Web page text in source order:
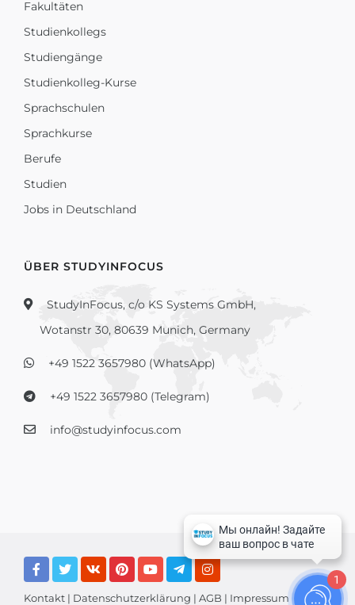
Fakultäten
Studienkollegs
Studiengänge
Studienkolleg-Kurse
Sprachschulen
Sprachkurse
Berufe
Studien
Jobs in Deutschland
ÜBER STUDYINFOCUS
StudyInFocus, c/o KS Systems GmbH,
Wotanstr 30, 80639 Munich, Germany
+49 1522 3657980 (WhatsApp)
+49 1522 3657980 (Telegram)
info@studyinfocus.com
Kontakt | Datenschutzerklärung | AGB | Impressum
1